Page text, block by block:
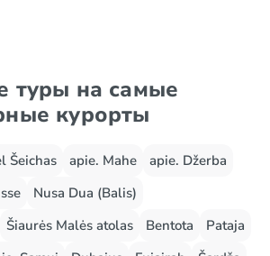
туры на самые
курорты
Šeichas apie. Mahe
apie. Džerba
Nusa Dua (Balis)
Šiaurės Malės atolas Bentota
Pataja